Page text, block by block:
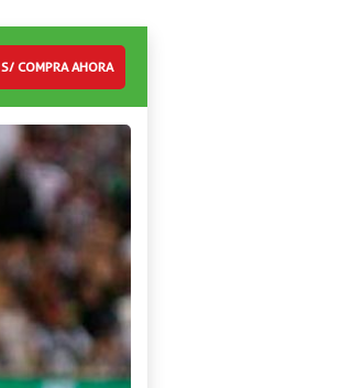
S/ COMPRA AHORA